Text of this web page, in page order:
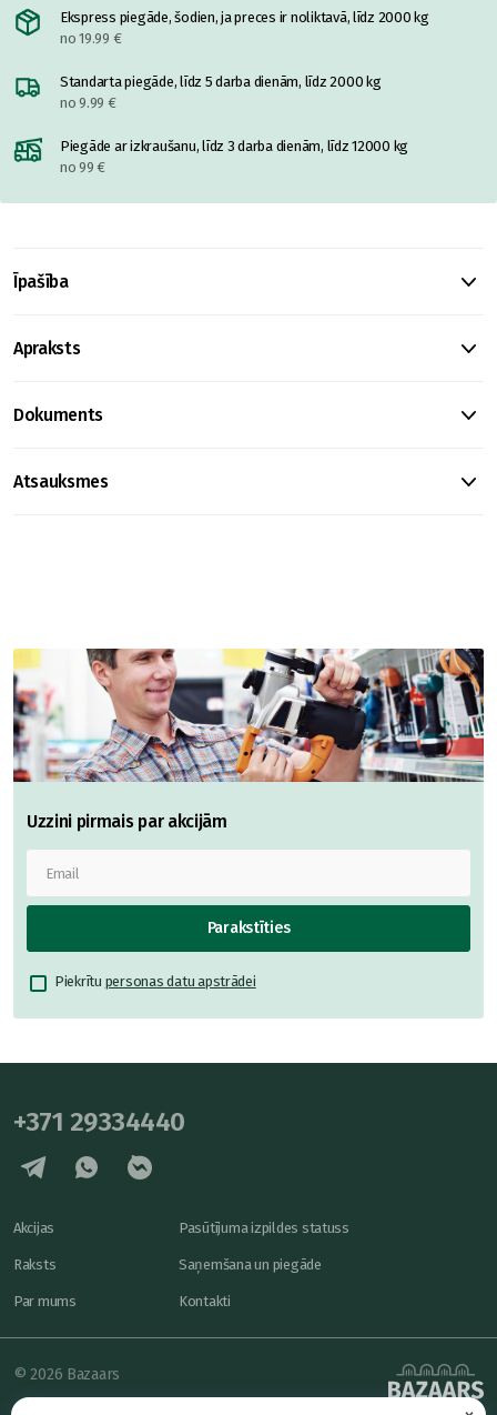
Ekspress piegāde, šodien, ja preces ir noliktavā, līdz 2000 kg
no 19.99 €
Standarta piegāde, līdz 5 darba dienām, līdz 2000 kg
no 9.99 €
Piegāde ar izkraušanu, līdz 3 darba dienām, līdz 12000 kg
no 99 €
Īpašība
Apraksts
Dokuments
Atsauksmes
Uzzini pirmais par akcijām
Parakstīties
Piekrītu personas datu apstrādei
+371 29334440
Akcijas
Raksts
Par mums
Pasūtījuma izpildes statuss
Saņemšana un piegāde
Kontakti
© 2026 Bazaars